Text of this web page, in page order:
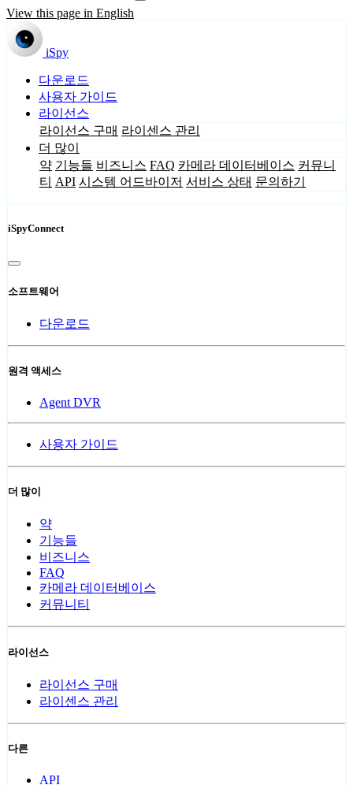
View this page in English
iSpy
다운로드
사용자 가이드
라이선스
라이선스 구매 라이센스 관리
더 많이
약 기능들 비즈니스 FAQ 카메라 데이터베이스 커뮤니
티 API 시스템 어드바이저 서비스 상태 문의하기
iSpyConnect
소프트웨어
다운로드
원격 액세스
Agent DVR
사용자 가이드
더 많이
약
기능들
비즈니스
FAQ
카메라 데이터베이스
커뮤니티
라이선스
라이선스 구매
라이센스 관리
다른
API